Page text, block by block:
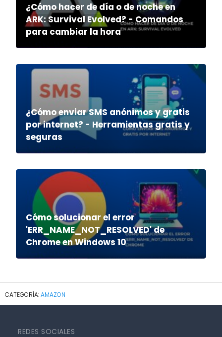
¿Cómo hacer de día o de noche en
ARK: Survival Evolved? - Comandos
para cambiar la hora
¿Cómo enviar SMS anónimos y gratis
por internet? - Herramientas gratis y
seguras
Cómo solucionar el error
'ERR_NAME_NOT_RESOLVED' de
Chrome en Windows 10
AMAZON
REDES SOCIALES